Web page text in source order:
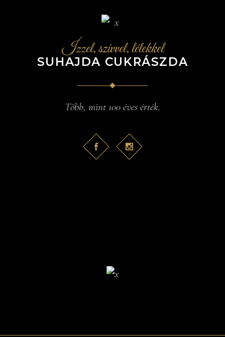
Ízzel, szívvel, lélekkel
SUHAJDA CUKRÁSZDA
Több, mint 100 éves érték.